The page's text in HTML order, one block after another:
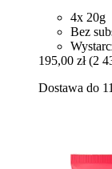
4x 20g
Bez
195,00 zł (2
Dostawa do